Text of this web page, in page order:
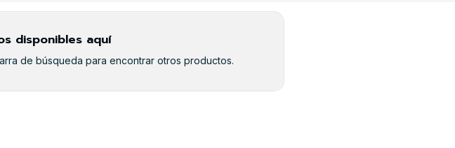
disponibles aquí
de búsqueda para encontrar otros productos.